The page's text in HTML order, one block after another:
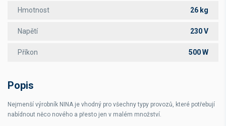
Hmotnost 26 kg
Napětí 230 V
Příkon 500 W
Popis
Nejmenší výrobník NINA je vhodný pro všechny typy provozů, které potřebují
nabídnout něco nového a přesto jen v malém množství.